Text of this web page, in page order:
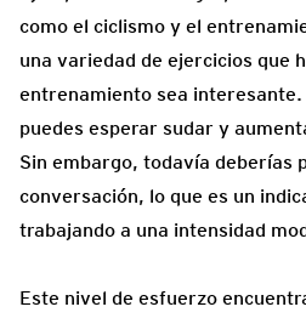
como el ciclismo y el
una variedad de ejercicios que
entrenamiento sea
puedes esperar sudar y
Sin embargo, todavía deberías
conversación, lo que es un
trabajando a una intensidad
Este nivel de esfuerzo